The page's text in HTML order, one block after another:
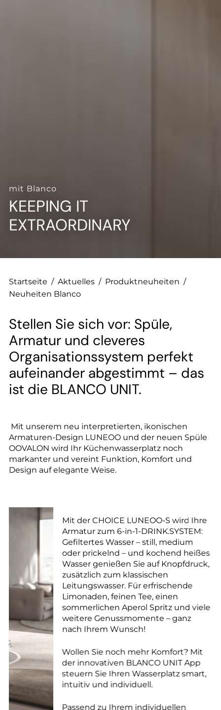
--
--
mit Blanco
KEEPING IT
EXTRAORDINARY
Startseite / Aktuelles / Produktneuheiten /
Neuheiten Blanco
Stellen Sie sich vor: Spüle,
Armatur und cleveres
Organisationssystem perfekt
aufeinander abgestimmt – das
ist die BLANCO UNIT.
Mit unserem neu interpretierten, ikonischen
Armaturen-Design LUNEOO und der neuen Spüle
OOVALON wird Ihr Küchenwasserplatz noch
markanter und vereint Funktion, Komfort und
Design auf elegante Weise.
Mit der CHOICE LUNEOO-S wird Ihre
Armatur zum 6-in-1-DRINK.SYSTEM:
Gefiltertes Wasser – still, medium
oder prickelnd – und kochend heißes
Wasser genießen Sie auf Knopfdruck,
zusätzlich zum klassischen
Leitungswasser. Für erfrischende
Limonaden, feinen Tee, einen
sommerlichen Aperol Spritz und viele
weitere Genussmomente – ganz
nach Ihrem Wunsch!
Wollen Sie noch mehr Komfort? Mit
der innovativen BLANCO UNIT App
steuern Sie Ihren Wasserplatz smart,
intuitiv und individuell.
Passend zu Ihrem individuellen